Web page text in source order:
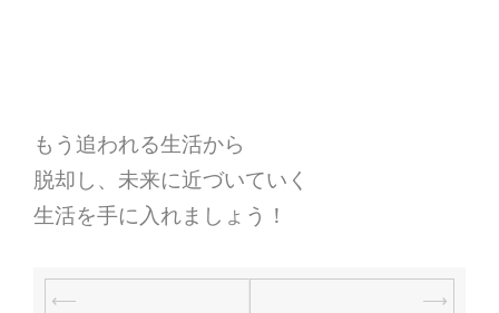
もう追われる生活から
脱却し、未来に近づいていく
生活を手に入れましょう！
投
⟵
⟶